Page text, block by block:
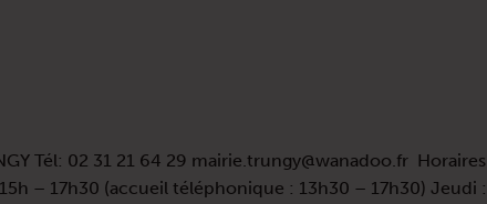
Tél: 02 31 21 64 29 mairie.trungy@wanadoo.fr Horaires
– 17h30 (accueil téléphonique : 13h30 – 17h30) Jeudi :